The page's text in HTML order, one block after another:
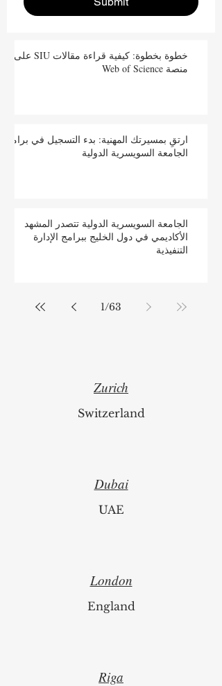
خطوة بخطوة: كيفية قراءة مقالات SIU على
منصة Web of Science
ارتقِ بمسيرتك المهنية: بدء التسجيل في برامج
الجامعة السويسرية الدولية
الجامعة السويسرية الدولية تتصدر المشهد
الأكاديمي في دول الخليج ببرامج الإدارة
التنفيذية
1/63
Zurich
Switzerland
Dubai
UAE
London
England
Riga